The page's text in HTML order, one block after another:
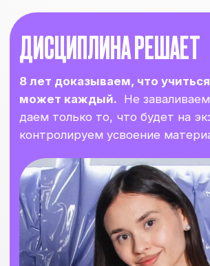
МАРАФОНОМ ЕГЭLAND ТЫ:
как в других школах
Получишь шанс прибавить20-30
БАЛЛОВк последнему пробнику
ЕГЭ
Повторишь весь материал, который
будет на реальном ЕГЭ
Решишь 4-6 пробниковс проверкой
от наставника
Получишьчек-листы и шпоры по
каждому предмету